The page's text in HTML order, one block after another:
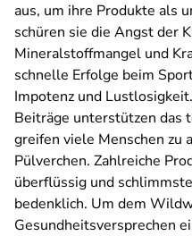
aus, um ihre Produkte als
schüren sie die Angst der
Mineralstoffmangel und
schnelle Erfolge beim
Impotenz und
Beiträge unterstützen das
greifen viele Menschen zu
Pülverchen. Zahlreiche
überflüssig und
bedenklich. Um dem
Gesundheitsversprechen